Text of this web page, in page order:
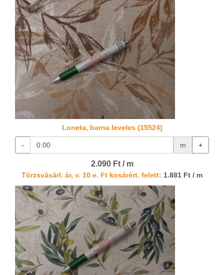
Loneta, barna leveles (15524)
- m +
2.090 Ft / m
Törzsvásárl. ár, v. 10 e. Ft kosárért. felett: 1.881 Ft / m